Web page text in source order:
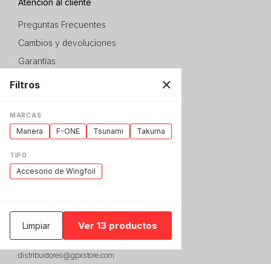
Filtros ✕
MARCAS
Manera F-ONE Tsunami Takuma
TIPO
Accesorio de Wingfoil
Limpiar Ver 13 productos
Atención al cliente
Preguntas Frecuentes
Cambios y devoluciones
Garantías
Envios y entregas
Política de Privacidad
+54 9 11 3649 9557
Distribuidores
+54 9 11 5160 0999
distribuidores@gpxstore.com